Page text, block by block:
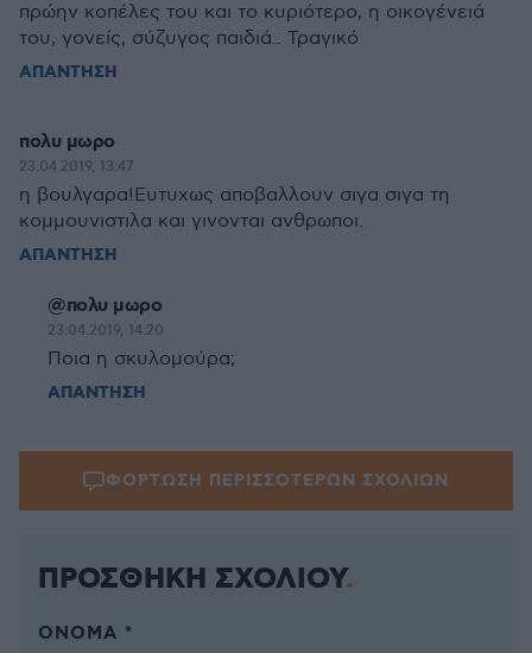
πρώην κοπέλες του και το κυριότερο, η οικογένειά
του, γονείς, σύζυγος παιδιά.. Τραγικό
ΑΠΑΝΤΗΣΗ
πολυ μωρο
23.04.2019, 13:47
η βουλγαρα!Ευτυχως αποβαλλουν σιγα σιγα τη
κομμουνιστιλα και γινονται ανθρωποι.
ΑΠΑΝΤΗΣΗ
@πολυ μωρο
23.04.2019, 14:20
Ποια η σκυλομούρα;
ΑΠΑΝΤΗΣΗ
ΦΟΡΤΩΣΗ ΠΕΡΙΣΣΟΤΕΡΩΝ ΣΧΟΛΙΩΝ
ΠΡΟΣΘΗΚΗ ΣΧΟΛΙΟΥ
ΌΝΟΜΑ *